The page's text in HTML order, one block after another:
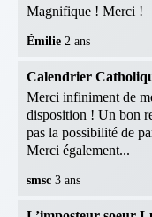
Magnifique ! Merci !
Émilie 2 ans
Calendrier
Merci infiniment de
disposition ! Un bon
pas la possibilité de
Merci également...
smsc 3 ans